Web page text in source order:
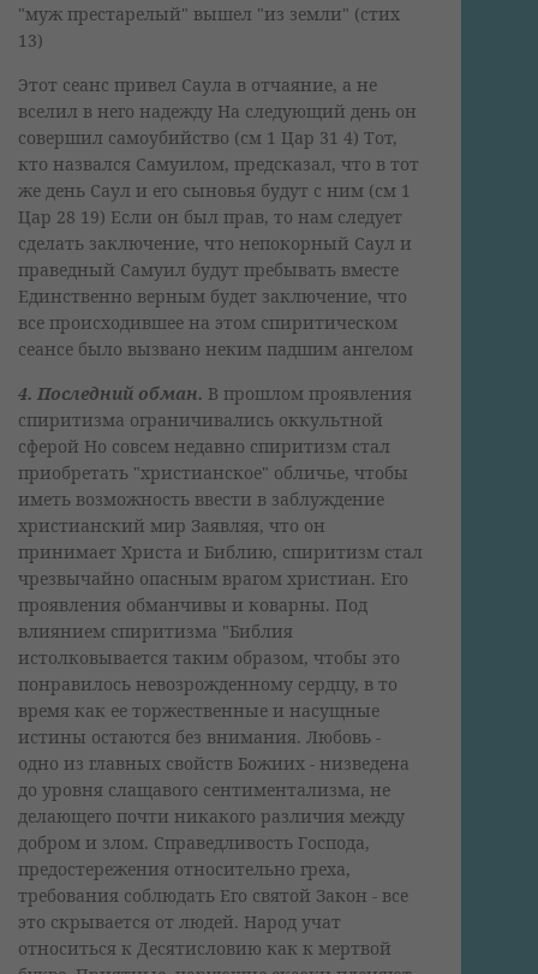
"муж престарелый" вышел "из земли" (стих
13)
Этот сеанс привел Саула в отчаяние, а не
вселил в него надежду На следующий день он
совершил самоубийство (см 1 Цар 31 4) Тот,
кто назвался Самуилом, предсказал, что в тот
же день Саул и его сыновья будут с ним (см 1
Цар 28 19) Если он был прав, то нам следует
сделать заключение, что непокорный Саул и
праведный Самуил будут пребывать вместе
Единственно верным будет заключение, что
все происходившее на этом спиритическом
сеансе было вызвано неким падшим ангелом
4. Последний обман. В прошлом проявления
спиритизма ограничивались оккультной
сферой Но совсем недавно спиритизм стал
приобретать "христианское" обличье, чтобы
иметь возможность ввести в заблуждение
христианский мир Заявляя, что он
принимает Христа и Библию, спиритизм стал
чрезвычайно опасным врагом христиан. Его
проявления обманчивы и коварны. Под
влиянием спиритизма "Библия
истолковывается таким образом, чтобы это
понравилось невозрожденному сердцу, в то
время как ее торжественные и насущные
истины остаются без внимания. Любовь -
одно из главных свойств Божиих - низведена
до уровня слащавого сентиментализма, не
делающего почти никакого различия между
добром и злом. Справедливость Господа,
предостережения относительно греха,
требования соблюдать Его святой Закон - все
это скрывается от людей. Народ учат
относиться к Десятисловию как к мертвой